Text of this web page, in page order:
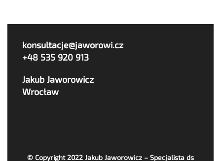
konsultacje@jaworowi.cz
+48 535 920 913
Jakub Jaworowicz
Wrocław
© Copyright 2022 Jakub Jaworowicz – Specjalista ds